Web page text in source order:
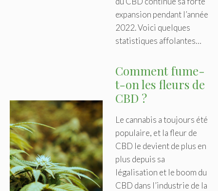
expansion pendant l’année
2022. Voici quelques
statistiques affolantes…
Comment fume-
t-on les fleurs de
CBD ?
Le cannabis a toujours été
populaire, et la fleur de
CBD le devient de plus en
plus depuis sa
légalisation et le boom du
CBD dans l’industrie de la